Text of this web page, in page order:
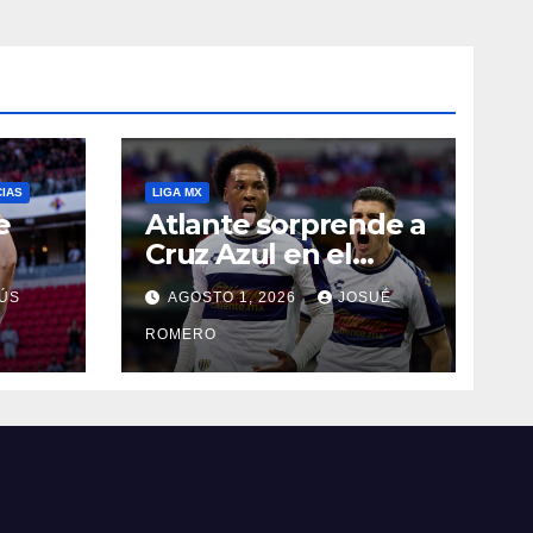
LIGA MX
Atlante sorprende a
Cruz Azul en el
Banorte
AGOSTO 1, 2026 JOSUÉ
ROMERO